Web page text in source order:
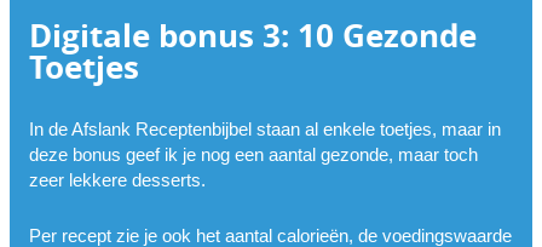
Digitale bonus 3: 10 Gezonde
Toetjes
In de Afslank Receptenbijbel staan al enkele toetjes, maar in
deze bonus geef ik je nog een aantal gezonde, maar toch
zeer lekkere desserts.
Per recept zie je ook het aantal calorieën, de voedingswaarde